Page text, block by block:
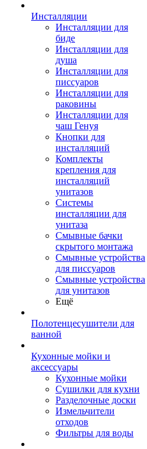
Инсталляции
Инсталляции для
биде
Инсталляции для
душа
Инсталляции для
писсуаров
Инсталляции для
раковины
Инсталляции для
чаш Генуя
Кнопки для
инсталляций
Комплекты
крепления для
инсталляций
унитазов
Системы
инсталляции для
унитаза
Смывные бачки
скрытого монтажа
Смывные устройства
для писсуаров
Смывные устройства
для унитазов
Ещё
Полотенцесушители для
ванной
Кухонные мойки и
аксессуары
Кухонные мойки
Сушилки для кухни
Разделочные доски
Измельчители
отходов
Фильтры для воды